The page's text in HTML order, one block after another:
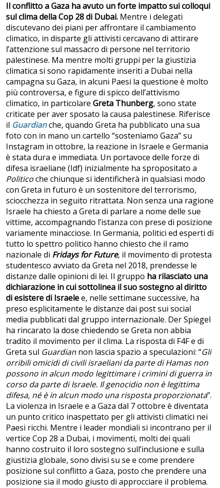
Il conflitto a Gaza ha avuto un forte impatto sui colloqui
sul clima della Cop 28 di Dubai. Mentre i delegati
discutevano dei piani per affrontare il cambiamento
climatico, in disparte gli attivisti cercavano di attirare
l’attenzione sul massacro di persone nel territorio
palestinese. Ma mentre molti gruppi per la giustizia
climatica si sono rapidamente inseriti a Dubai nella
campagna su Gaza, in alcuni Paesi la questione è molto
più controversa, e figure di spicco dell’attivismo
climatico, in particolare Greta Thunberg, sono state
criticate per aver sposato la causa palestinese. Riferisce
il Guardianche, quando Greta ha pubblicato una sua
foto con in mano un cartello “sosteniamo Gaza” su
Instagram in ottobre, la reazione in Israele e Germania
è stata dura e immediata. Un portavoce delle forze di
difesa israeliane (Idf) inizialmente ha spropositato a
Politicoche chiunque si identificherà in qualsiasi modo
con Greta in futuro è un sostenitore del terrorismo,
sciocchezza in seguito ritrattata. Non senza una ragione
Israele ha chiesto a Greta di parlare a nome delle sue
vittime, accompagnando l’istanza con prese di posizione
variamente minacciose. In Germania, politici ed esperti di
tutto lo spettro politico hanno chiesto che il ramo
nazionale di Fridays for Future, il movimento di protesta
studentesco avviato da Greta nel 2018, prendesse le
distanze dalle opinioni di lei. Il gruppo ha rilasciato una
dichiarazione in cui sottolinea il suo sostegno al diritto
di esistere di Israelee, nelle settimane successive, ha
preso esplicitamente le distanze dai post sui social
media pubblicati dal gruppo internazionale. Der Spiegel
ha rincarato la dose chiedendo se Greta non abbia
tradito il movimento per il clima. La risposta di F4F e di
Greta sul Guardian non lascia spazio a speculazioni: “Gli
orribili omicidi di civili israeliani da parte di Hamas non
possono in alcun modo legittimare i crimini di guerra in
corso da parte di Israele. Il genocidio non è legittima
difesa, né è in alcun modo una risposta proporzionata”.
La violenza in Israele e a Gaza dal 7 ottobre è diventata
un punto critico inaspettato per gli attivisti climatici nei
Paesi ricchi. Mentre i leader mondiali si incontrano per il
vertice Cop 28 a Dubai, i movimenti, molti dei quali
hanno costruito il loro sostegno sull’inclusione e sulla
giustizia globale, sono divisi su se e come prendere
posizione sul conflitto a Gaza, posto che prendere una
posizione sia il modo giusto di approcciare il problema.